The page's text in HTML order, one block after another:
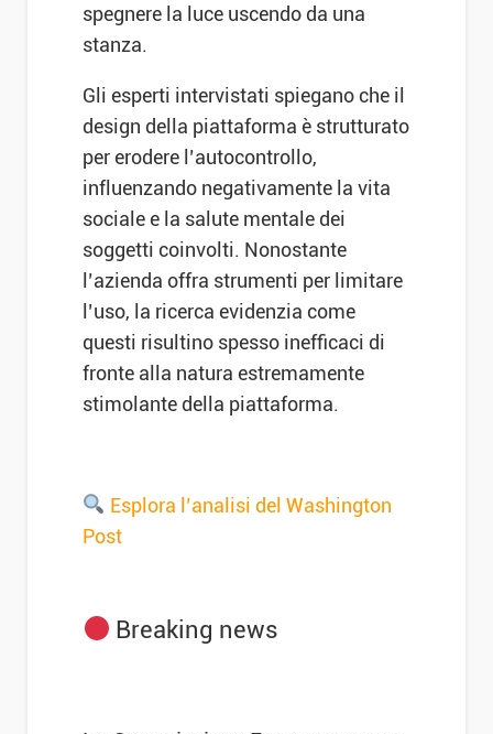
spegnere la luce uscendo da una
stanza.
Gli esperti intervistati spiegano che il
design della piattaforma è strutturato
per erodere l’autocontrollo,
influenzando negativamente la vita
sociale e la salute mentale dei
soggetti coinvolti. Nonostante
l’azienda offra strumenti per limitare
l’uso, la ricerca evidenzia come
questi risultino spesso inefficaci di
fronte alla natura estremamente
stimolante della piattaforma.
Esplora l’analisi del Washington
Post
Breaking news